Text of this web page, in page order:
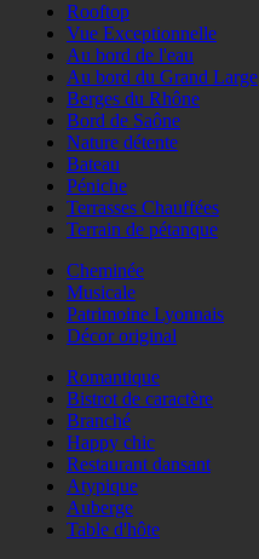
Rooftop
Vue Exceptionnelle
Au bord de l'eau
Au bord du Grand Large
Berges du Rhône
Bord de Saône
Nature détente
Bateau
Péniche
Terrasses Chauffées
Terrain de pétanque
Cheminée
Musicale
Patrimoine Lyonnais
Décor original
Romantique
Bistrot de caractère
Branché
Happy chic
Restaurant dansant
Atypique
Auberge
Table d'hôte